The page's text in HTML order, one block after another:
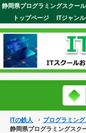
ITジャン
トップページ
ITの鉄人
プログラミン
静岡県プログラミングスク